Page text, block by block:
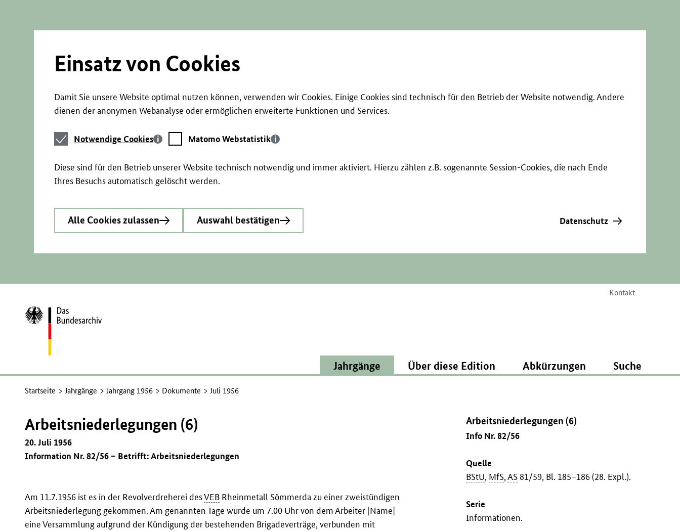
Einsatz von Cookies
Damit Sie unsere Website optimal nutzen können, verwenden wir Cookies. Einige Cookies sind technisch für den Betrieb der Website notwendig. Andere
dienen der anonymen Webanalyse oder ermöglichen erweiterte Funktionen und Services.
Notwendige
Cookies
Notwendige Cookies
Matomo
Webstatistik
Matomo Webstatistik
Diese sind für den Betrieb unserer Website technisch notwendig und immer aktiviert. Hierzu zählen z.B. sogenannte Session-Cookies, die nach Ende
Ihres Besuchs automatisch gelöscht werden.
Alle Cookies zulassen Auswahl bestätigen Datenschutz
Kontakt
Zur
Startseite
Jahrgänge Über diese Edition Abkürzungen Suche
Startseite Jahrgänge Jahrgang 1956 Dokumente Juli 1956
Arbeitsniederlegungen (6)
Info Nr. 82/56
Quelle
BStU, MfS,AS 81/59, Bl. 185–186 (28. Expl.).
Serie
Informationen.
Arbeitsniederlegungen (6)
20. Juli 1956
Information Nr. 82/56 – Betrifft: Arbeitsniederlegungen
Am 11.7.1956 ist es in der Revolverdreherei desVEB Rheinmetall Sömmerda zu einer zweistündigen
Arbeitsniederlegung gekommen. Am genannten Tage wurde um 7.00 Uhr von dem Arbeiter [Name]
eine Versammlung aufgrund der Kündigung der bestehenden Brigadeverträge, verbunden mit